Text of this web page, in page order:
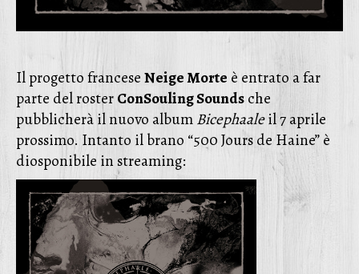
Il progetto franceseNeige Morte è entrato a far
parte del rosterConSouling Soundsche
pubblicherà il nuovo albumBicephaaleil 7 aprile
prossimo. Intanto il brano “500 Jours de Haine” è
diosponibile in streaming: